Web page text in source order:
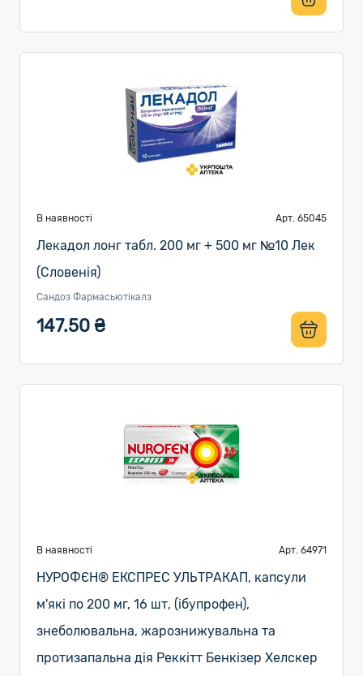
В наявності Арт. 65045
Лекадол лонг табл. 200 мг + 500 мг №10 Лек
(Словенія)
Сандоз Фармасьютікалз
147.50 ₴
В наявності Арт. 64971
НУРОФЄН® ЕКСПРЕС УЛЬТРАКАП, капсули
м'які по 200 мг, 16 шт, (ібупрофен),
знеболювальна, жарознижувальна та
протизапальна дія Реккітт Бенкізер Хелскер